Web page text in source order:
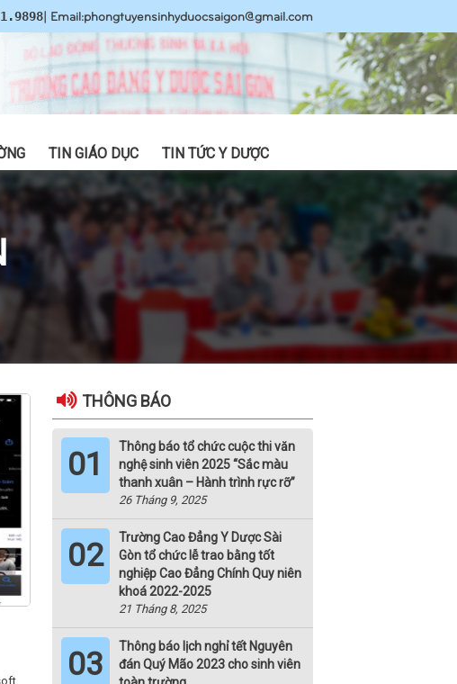
| Email:phongtuyensinhyduocsaigon@gmail.com
TIN GIÁO DỤC TIN TỨC Y DƯỢC
THÔNG BÁO
01
Thông báo tổ chức cuộc thi văn
nghệ sinh viên 2025 “Sắc màu
thanh xuân – Hành trình rực rỡ”
26 Tháng 9, 2025
02
Trường Cao Đẳng Y Dược Sài
Gòn tổ chức lễ trao bằng tốt
nghiệp Cao Đẳng Chính Quy niên
khoá 2022-2025
21 Tháng 8, 2025
03
Thông báo lịch nghỉ tết Nguyên
đán Quý Mão 2023 cho sinh viên